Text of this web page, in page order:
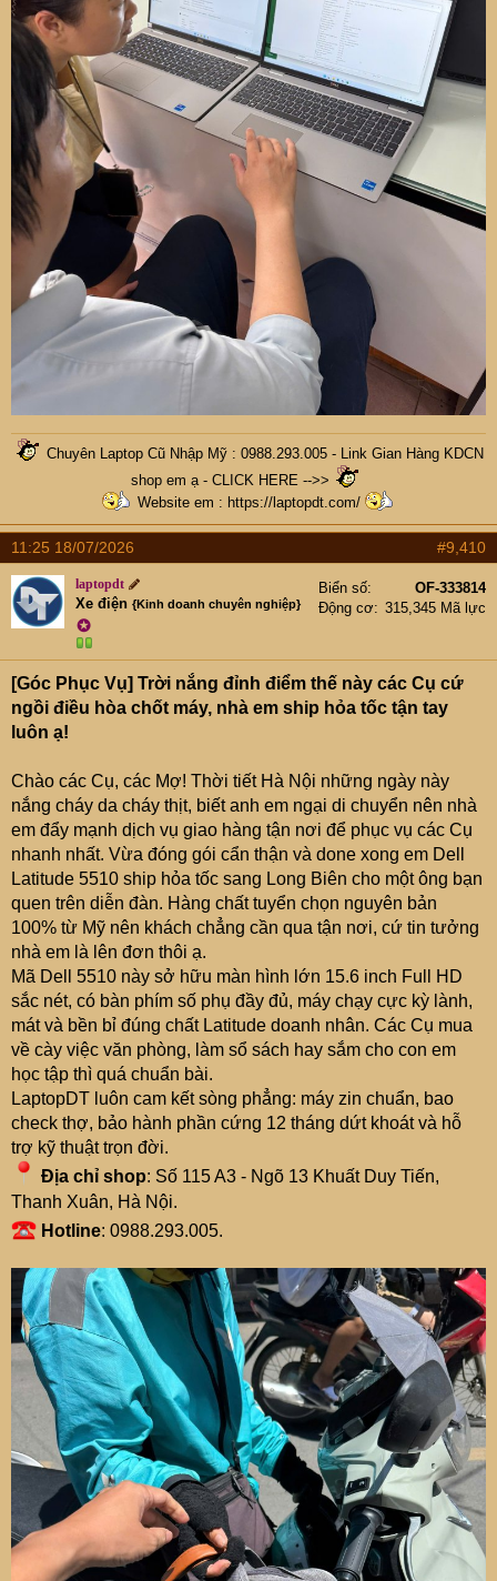
Chuyên Laptop Cũ Nhập Mỹ : 0988.293.005 - Link Gian Hàng KDCN
shop em ạ - CLICK HERE -->>
Website em : https://laptopdt.com/
11:25 18/07/2026 #9,410
laptopdt
Xe điện {Kinh doanh chuyên nghiệp}
✪
Biển số
OF-333814
Động cơ
315,345 Mã lực
[Góc Phục Vụ] Trời nắng đỉnh điểm thế này các Cụ cứ
ngồi điều hòa chốt máy, nhà em ship hỏa tốc tận tay
luôn ạ!
Chào các Cụ, các Mợ! Thời tiết Hà Nội những ngày này
nắng cháy da cháy thịt, biết anh em ngại di chuyển nên nhà
em đẩy mạnh dịch vụ giao hàng tận nơi để phục vụ các Cụ
nhanh nhất. Vừa đóng gói cẩn thận và done xong em Dell
Latitude 5510 ship hỏa tốc sang Long Biên cho một ông bạn
quen trên diễn đàn. Hàng chất tuyển chọn nguyên bản
100% từ Mỹ nên khách chẳng cần qua tận nơi, cứ tin tưởng
nhà em là lên đơn thôi ạ.
Mã Dell 5510 này sở hữu màn hình lớn 15.6 inch Full HD
sắc nét, có bàn phím số phụ đầy đủ, máy chạy cực kỳ lành,
mát và bền bỉ đúng chất Latitude doanh nhân. Các Cụ mua
về cày việc văn phòng, làm sổ sách hay sắm cho con em
học tập thì quá chuẩn bài.
LaptopDT luôn cam kết sòng phẳng: máy zin chuẩn, bao
check thợ, bảo hành phần cứng 12 tháng dứt khoát và hỗ
trợ kỹ thuật trọn đời.
Địa chỉ shop: Số 115 A3 - Ngõ 13 Khuất Duy Tiến,
Thanh Xuân, Hà Nội.
Hotline: 0988.293.005.